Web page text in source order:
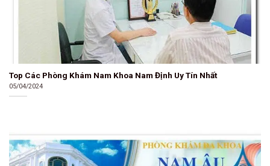
Top Các Phòng Khám Nam Khoa Nam Định Uy Tín Nhất
05/04/2024